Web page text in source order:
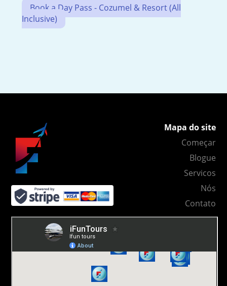
Book a Day Pass - Cozumel & Resort (All
Inclusive)
Mapa do site
Começar
Blogue
Servicos
Nós
Contato